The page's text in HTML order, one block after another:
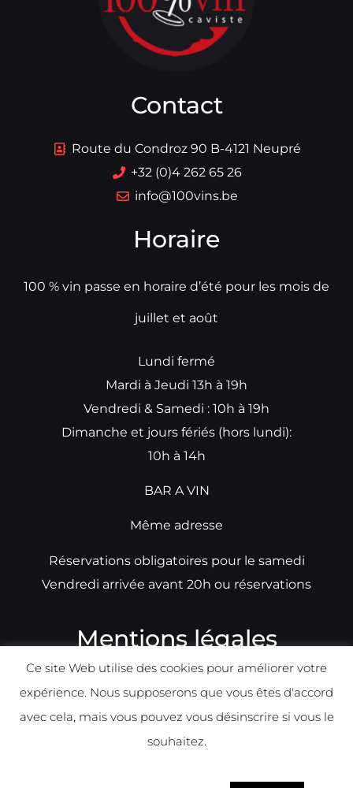
Contact
Route du Condroz 90 B-4121 Neupré
+32 (0)4 262 65 26
info@100vins.be
Horaire
100 % vin passe en horaire d’été pour les mois de
juillet et août
Lundi fermé
Mardi à Jeudi 13h à 19h
Vendredi & Samedi : 10h à 19h
Dimanche et jours fériés (hors lundi):
10h à 14h
BAR A VIN
Même adresse
Réservations obligatoires pour le samedi
Vendredi arrivée avant 20h ou réservations
Mentions légales
Ce site Web utilise des cookies pour améliorer votre
expérience. Nous supposerons que vous êtes d'accord
avec cela, mais vous pouvez vous désinscrire si vous le
souhaitez.